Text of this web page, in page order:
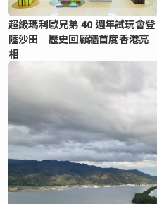
超級瑪利歐兄弟 40 週年試玩會登
陸沙田 歷史回顧牆首度香港亮
相